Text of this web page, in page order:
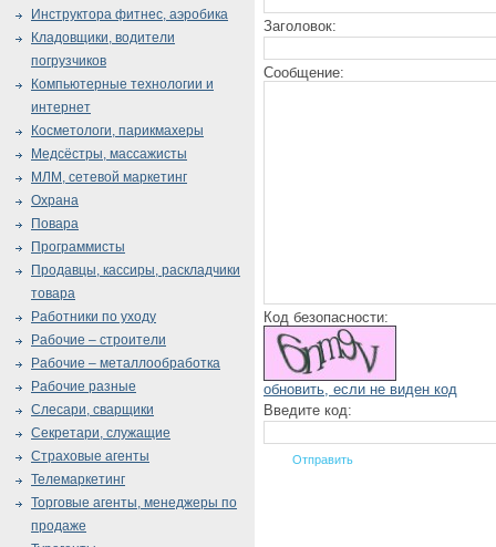
Заголовок:
Сообщение:
Код безопасности:
обновить, если не виден код
Введите код:
Инструктора фитнес, аэробика
Кладовщики, водители
погрузчиков
Компьютерные технологии и
интернет
Косметологи, парикмахеры
Медсёстры, массажисты
МЛМ, сетевой маркетинг
Охрана
Повара
Программисты
Продавцы, кассиры, раскладчики
товара
Работники по уходу
Рабочие – строители
Рабочие – металлообработка
Рабочие разные
Слесари, сварщики
Секретари, служащие
Страховые агенты
Телемаркетинг
Торговые агенты, менеджеры по
продаже